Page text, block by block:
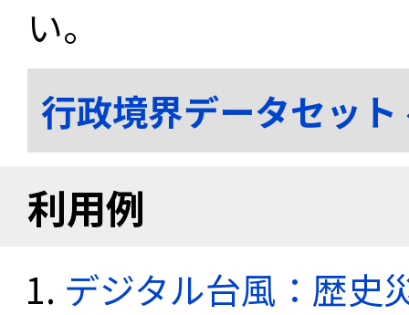
い。
行政境界データセッ
利用例
デジタル台風：歴史